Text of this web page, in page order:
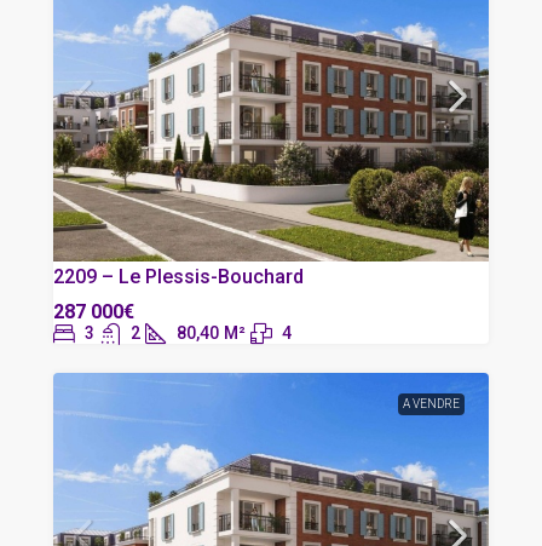
2209 – Le Plessis-Bouchard
287 000€
3 2 80,40 M² 4
A VENDRE